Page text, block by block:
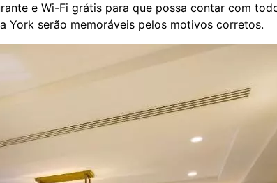
e Wi-Fi grátis para que possa contar com
York serão memoráveis pelos motivos corretos.